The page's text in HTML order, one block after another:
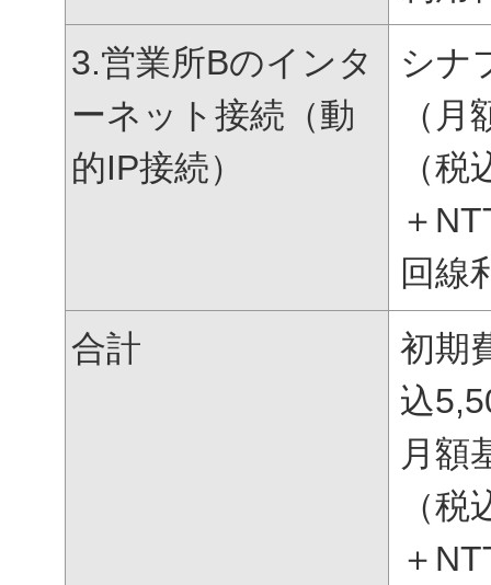
3.営業所Bのインタ
ーネット接続（動
的IP接続）
シナ
（
（税
＋
回線
合計
初期
込
月額
（税
＋